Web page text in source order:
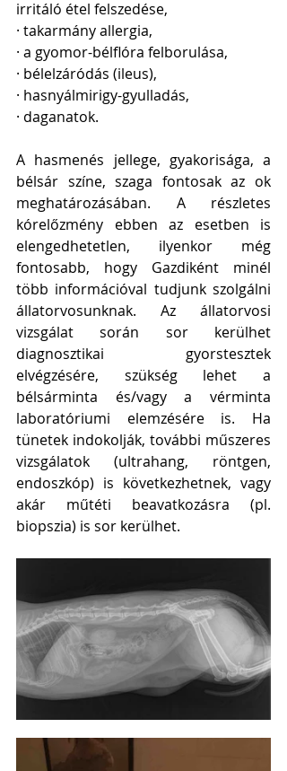
irritáló étel felszedése,
· takarmány allergia,
· a gyomor-bélflóra felborulása,
· bélelzáródás (ileus),
· hasnyálmirigy-gyulladás,
· daganatok.
A hasmenés jellege, gyakorisága, a
bélsár színe, szaga fontosak az ok
meghatározásában. A részletes
kórelőzmény ebben az esetben is
elengedhetetlen, ilyenkor még
fontosabb, hogy Gazdiként minél
több információval tudjunk szolgálni
állatorvosunknak. Az állatorvosi
vizsgálat során sor kerülhet
diagnosztikai gyorstesztek
elvégzésére, szükség lehet a
bélsárminta és/vagy a vérminta
laboratóriumi elemzésére is. Ha
tünetek indokolják, további műszeres
vizsgálatok (ultrahang, röntgen,
endoszkóp) is következhetnek, vagy
akár műtéti beavatkozásra (pl.
biopszia) is sor kerülhet.